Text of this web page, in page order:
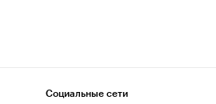
Социальные сети